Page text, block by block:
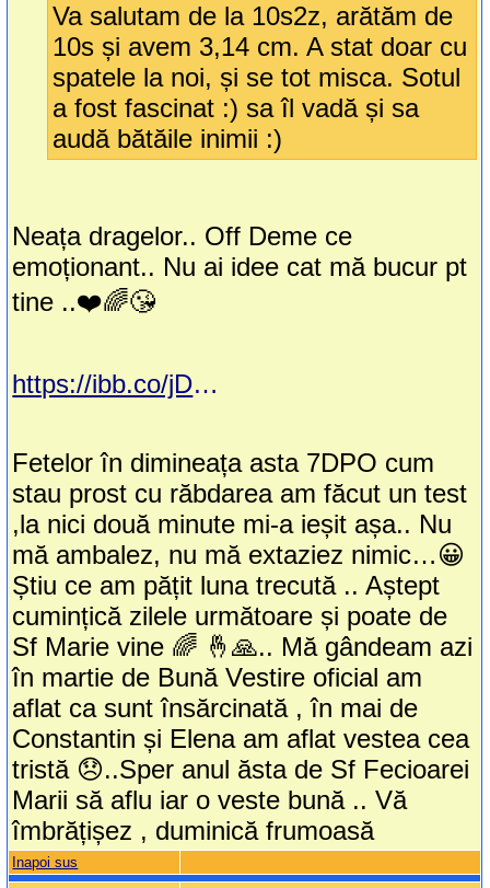
Va salutam de la 10s2z, arătăm de
10s și avem 3,14 cm. A stat doar cu
spatele la noi, și se tot misca. Sotul
a fost fascinat :) sa îl vadă și sa
audă bătăile inimii :)
Neața dragelor.. Off Deme ce
emoționant.. Nu ai idee cat mă bucur pt
tine ..❤️🌈😘
https://ibb.co/jDwnmGg
Fetelor în dimineața asta 7DPO cum
stau prost cu răbdarea am făcut un test
,la nici două minute mi-a ieșit așa.. Nu
mă ambalez, nu mă extaziez nimic…😀
Știu ce am pățit luna trecută .. Aștept
cumințică zilele următoare și poate de
Sf Marie vine 🌈 🤞🙏.. Mă gândeam azi
în martie de Bună Vestire oficial am
aflat ca sunt însărcinată , în mai de
Constantin și Elena am aflat vestea cea
tristă 😞..Sper anul ăsta de Sf Fecioarei
Marii să aflu iar o veste bună .. Vă
îmbrățișez , duminică frumoasă
Inapoi sus